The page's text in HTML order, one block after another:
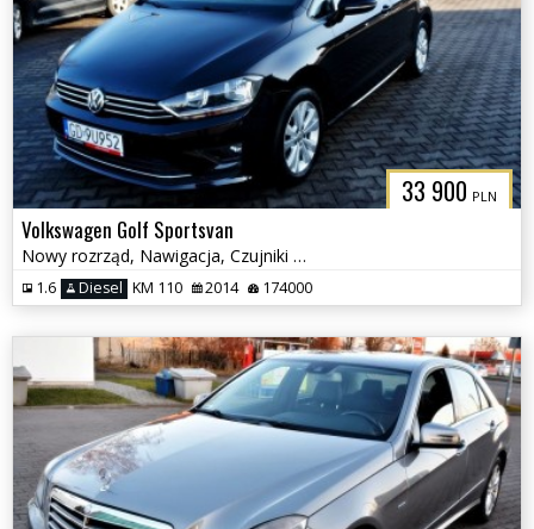
33 900 PLN
Volkswagen Golf Sportsvan
Nowy rozrząd, Nawigacja, Czujniki parkowania, Klimatyzacja
1.6 Diesel KM 110 2014 174000